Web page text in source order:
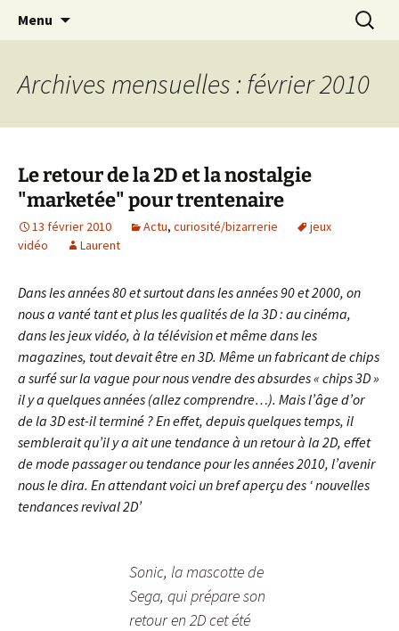
Laurent Rieppi
Journaliste musical · Historien du rock ·
Conférencier
Menu
Archives mensuelles : février 2010
Le retour de la 2D et la nostalgie
"marketée" pour trentenaire
13 février 2010 Actu, curiosité/bizarrerie
jeux
vidéo
Laurent
Dans les années 80 et surtout dans les années 90 et 2000, on
nous a vanté tant et plus les qualités de la 3D : au cinéma,
dans les jeux vidéo, à la télévision et même dans les
magazines, tout devait être en 3D. Même un fabricant de chips
a surfé sur la vague pour nous vendre des absurdes « chips 3D »
il y a quelques années (allez comprendre…). Mais l’âge d’or
de la 3D est-il terminé ? En effet, depuis quelques temps, il
semblerait qu’il y a ait une tendance à un retour à la 2D, effet
de mode passager ou tendance pour les années 2010, l’avenir
nous le dira. En attendant voici un bref aperçu des ‘ nouvelles
tendances revival 2D’
Sonic, la mascotte de
Sega, qui prépare son
retour en 2D cet été